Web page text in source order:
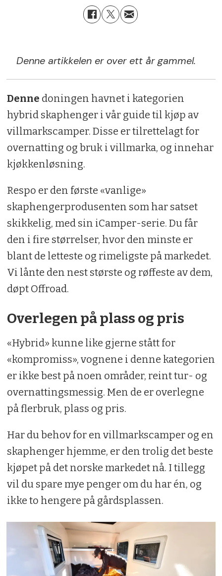
Denne artikkelen er over ett år gammel.
Denne doningen havnet i kategorien
hybrid skaphenger i vår guide til kjøp av
villmarkscamper. Disse er tilrettelagt for
overnatting og bruk i villmarka, og innehar
kjøkkenløsning.
Respo er den første «vanlige»
skaphengerprodusenten som har satset
skikkelig, med sin iCamper-serie. Du får
den i fire størrelser, hvor den minste er
blant de letteste og rimeligste på markedet.
Vi lånte den nest største og røffeste av dem,
døpt Offroad.
Overlegen på plass og pris
«Hybrid» kunne like gjerne stått for
«kompromiss», vognene i denne kategorien
er ikke best på noen områder, reint tur- og
overnattingsmessig. Men de er overlegne
på flerbruk, plass og pris.
Har du behov for en villmarkscamper og en
skaphenger hjemme, er den trolig det beste
kjøpet på det norske markedet nå. I tillegg
vil du spare mye penger om du har én, og
ikke to hengere på gårdsplassen.